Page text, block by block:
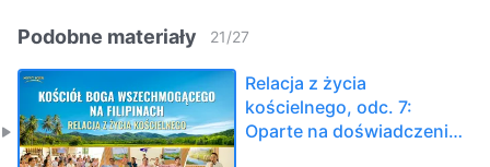
Podobne materiały 21/27
Relacja z życia
kościelnego, odc. 7:
Oparte na doświadczeniu